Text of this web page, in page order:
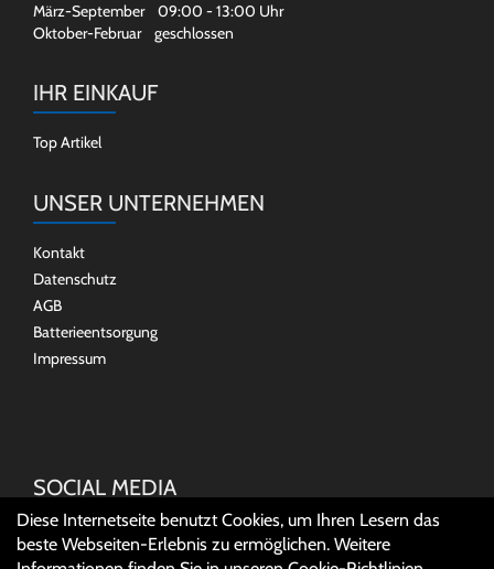
März-September 09:00 - 13:00 Uhr
Oktober-Februar geschlossen
IHR EINKAUF
Top Artikel
UNSER UNTERNEHMEN
Kontakt
Datenschutz
AGB
Batterieentsorgung
Impressum
SOCIAL MEDIA
Diese Internetseite benutzt Cookies, um Ihren Lesern das
beste Webseiten-Erlebnis zu ermöglichen. Weitere